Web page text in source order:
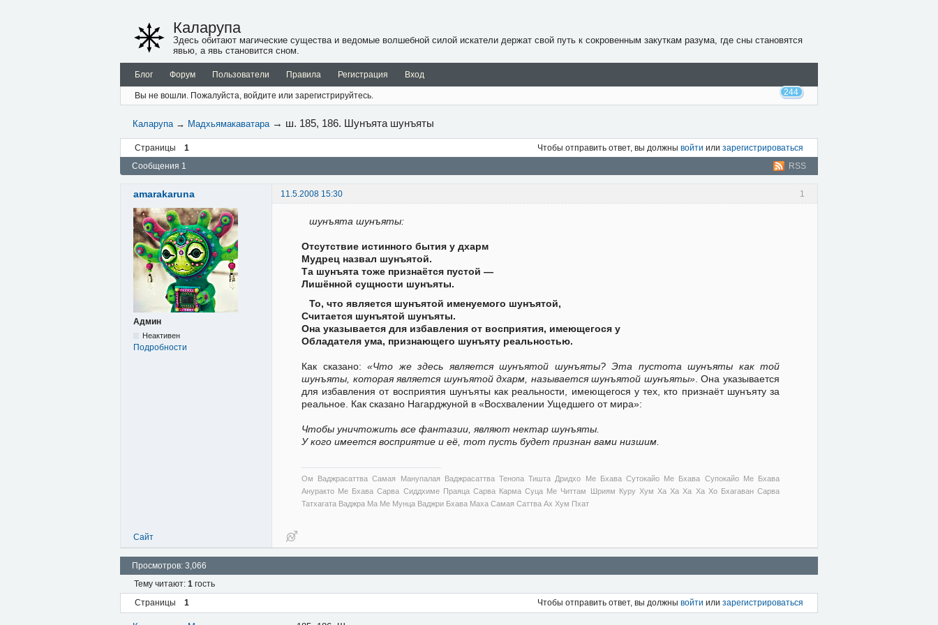
Каларупа
Здесь обитают магические существа и ведомые волшебной силой искатели держат свой путь к сокровенным закуткам разума, где сны становятся
явью, а явь становится сном.
Блог Форум Пользователи Правила Регистрация Вход
Вы не вошли. Пожалуйста, войдите или зарегистрируйтесь. 244
Каларупа → Мадхьямакаватара → ш. 185, 186. Шунъята шунъяты
Страницы 1 Чтобы отправить ответ, вы должны войти или зарегистрироваться
RSS
Сообщения 1
1
amarakaruna 11.5.2008 15:30
Админ
Неактивен
Подробности
шунъята шунъяты:
Отсутствие истинного бытия у дхарм
Мудрец назвал шунъятой.
Та шунъята тоже признаётся пустой —
Лишённой сущности шунъяты.
То, что является шунъятой именуемого шунъятой,
Считается шунъятой шунъяты.
Она указывается для избавления от восприятия, имеющегося у
Обладателя ума, признающего шунъяту реальностью.
Как сказано: «Что же здесь является шунъятой шунъяты? Эта пустота шунъяты как той
шунъяты, которая является шунъятой дхарм, называется шунъятой шунъяты». Она указывается
для избавления от восприятия шунъяты как реальности, имеющегося у тех, кто признаёт шунъяту за
реальное. Как сказано Нагарджуной в «Восхвалении Ущедшего от мира»:
Чтобы уничтожить все фантазии, являют нектар шунъяты.
У кого имеется восприятие и её, тот пусть будет признан вами низшим.
Ом Ваджрасаттва Самая Манупалая Ваджрасаттва Тенопа Тишта Дридхо Ме Бхава Сутокайо Ме Бхава Супокайо Ме Бхава
Ануракто Ме Бхава Сарва Сиддхиме Праяца Сарва Карма Суца Ме Читтам Шриям Куру Хум Ха Ха Ха Ха Хо Бхагаван Сарва
Татхагата Ваджра Ма Ме Мунца Ваджри Бхава Маха Самая Саттва Ах Хум Пхат
Сайт
Просмотров: 3,066
Тему читают: 1 гость
Страницы
1 Чтобы отправить ответ, вы должны войти или зарегистрироваться